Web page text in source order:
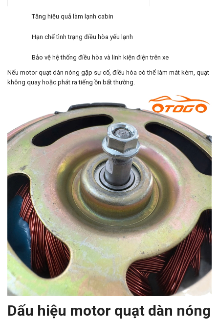
Tăng hiệu quả làm lạnh cabin
Hạn chế tình trạng điều hòa yếu lạnh
Bảo vệ hệ thống điều hòa và linh kiện điện trên xe
Nếu motor quạt dàn nóng gặp sự cố, điều hòa có thể làm mát kém, quạt
không quay hoặc phát ra tiếng ồn bất thường.
Dấu hiệu motor quạt dàn nóng